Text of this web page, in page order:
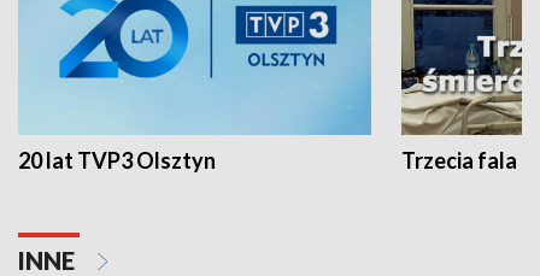
20 lat TVP3 Olsztyn Trzecia fala -
INNE